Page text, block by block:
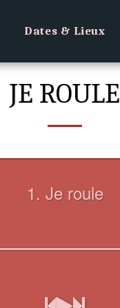
Dates & Lieux
JE ROULE